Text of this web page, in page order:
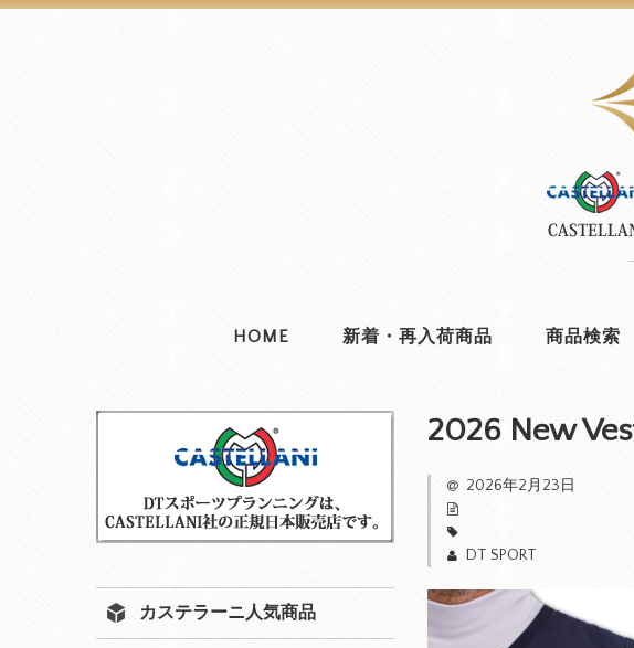
HOME 新着・再入荷商品 商品検索
2026 New
2026年2月23日
DT SPORT
カステラーニ人気商品